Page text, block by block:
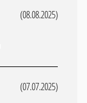
(08.08.2025)
(07.07.2025)